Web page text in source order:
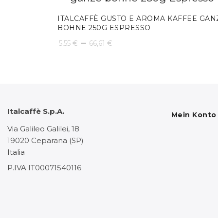
ITALCAFFÈ GUSTO E AROMA KAFFEE
BOHNE 250G ESPRESSO
5,55 € – 66,61 €
Italcaffè S.p.A.
Via Galileo Galilei, 18
19020 Ceparana (SP)
Italia
P.IVA IT00071540116
Mein Konto